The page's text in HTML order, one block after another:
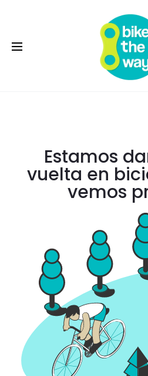
Estamos
vuelta en
vemos